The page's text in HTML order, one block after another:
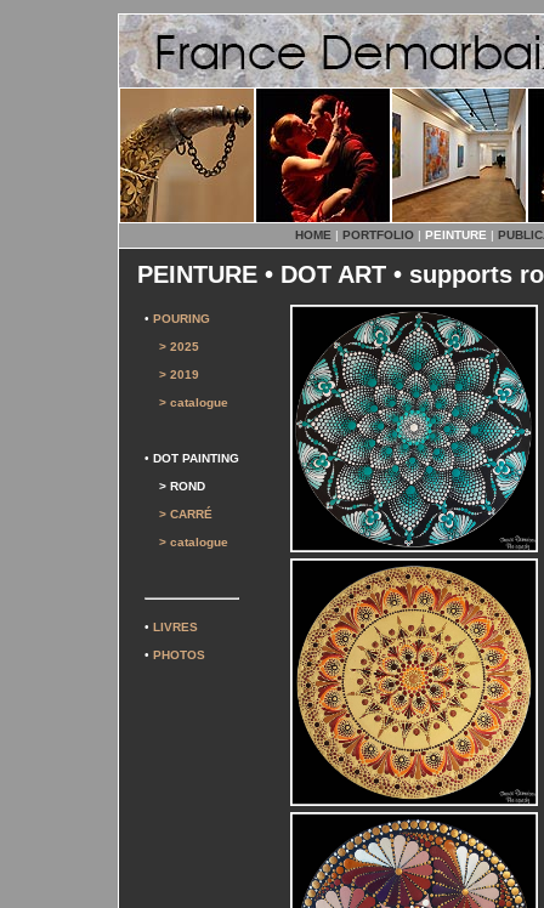
HOME | PORTFOLIO | PEINTURE |
PEINTURE • DOT ART • supports
• POURING
> 2025
> 2019
> catalogue
• DOT PAINTING
> ROND
> CARRÉ
> catalogue
• LIVRES
• PHOTOS